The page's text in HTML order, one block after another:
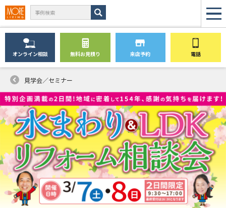
オンライン相談 無料お見積り 来店予約 電話
見学会／セミナー